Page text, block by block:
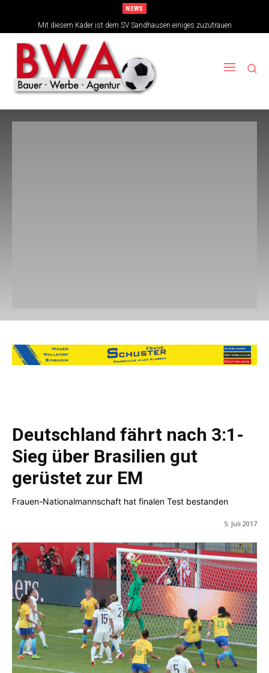
NEWS
Mit diesem Kader ist dem SV Sandhausen einiges zuzutrauen
Deutschland fährt nach 3:1-
Sieg über Brasilien gut
gerüstet zur EM
Frauen-Nationalmannschaft hat finalen Test bestanden
5. Juli 2017